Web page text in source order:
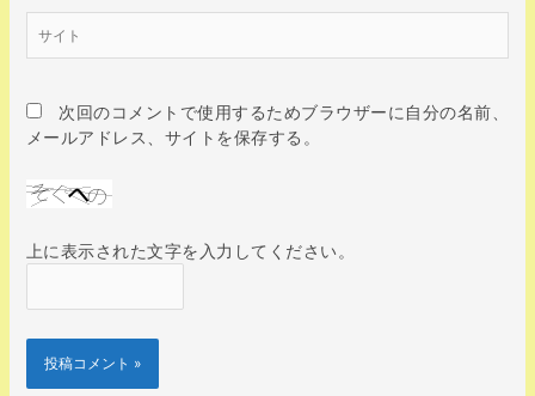
*
次回のコメントで使用するためブラウザーに自分の名前、
メールアドレス、サイトを保存する。
上に表示された文字を入力してください。